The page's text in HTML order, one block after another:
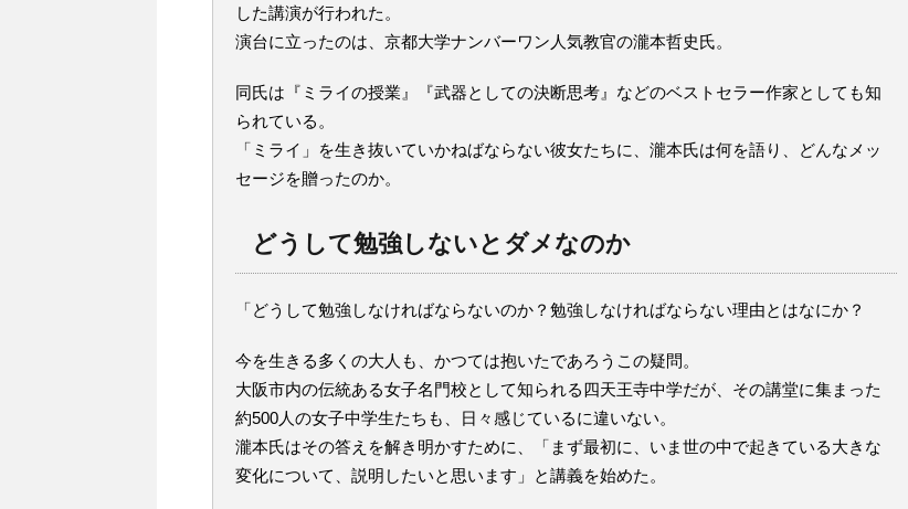
した講演が行われた。
演台に立ったのは、京都大学ナンバーワン人気教官の瀧本哲史氏。
同氏は『ミライの授業』『武器としての決断思考』などのベストセラー作家としても知
られている。
「ミライ」を生き抜いていかねばならない彼女たちに、瀧本氏は何を語り、どんなメッ
セージを贈ったのか。
どうして勉強しないとダメなのか
「どうして勉強しなければならないのか？勉強しなければならない理由とはなにか？
今を生きる多くの大人も、かつては抱いたであろうこの疑問。
大阪市内の伝統ある女子名門校として知られる四天王寺中学だが、その講堂に集まった
約500人の女子中学生たちも、日々感じているに違いない。
瀧本氏はその答えを解き明かすために、「まず最初に、いま世の中で起きている大きな
変化について、説明したいと思います」と講義を始めた。